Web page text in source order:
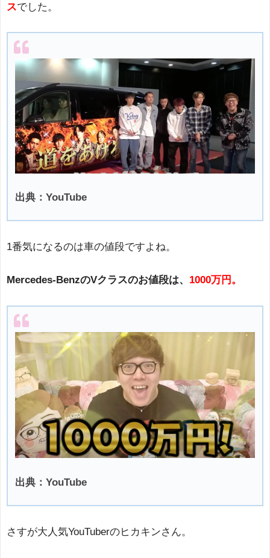
スでした。
出典：YouTube
1番気になるのは車の値段ですよね。
Mercedes-BenzのVクラスのお値段は、 1000万円。
出典：YouTube
さすが大人気YouTuberのヒカキンさん。